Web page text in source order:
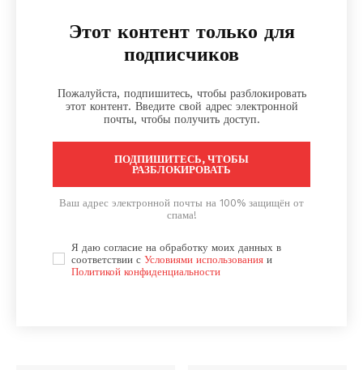
Этот контент только для
подписчиков
Пожалуйста, подпишитесь, чтобы разблокировать
этот контент. Введите свой адрес электронной
почты, чтобы получить доступ.
ПОДПИШИТЕСЬ, ЧТОБЫ
РАЗБЛОКИРОВАТЬ
Ваш адрес электронной почты на 100% защищён от
спама!
Я даю согласие на обработку моих данных в
соответствии с Условиями использования и
Политикой конфиденциальности